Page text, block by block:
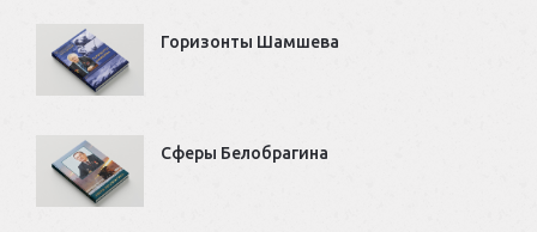
Горизонты Шамшева
Сферы Белобрагина